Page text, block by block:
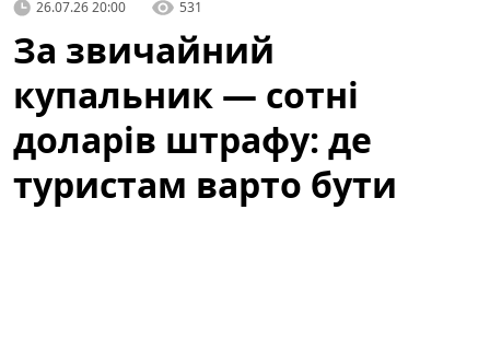
26.07.26 20:00 531
За звичайний
купальник — сотні
доларів штрафу: де
туристам варто бути